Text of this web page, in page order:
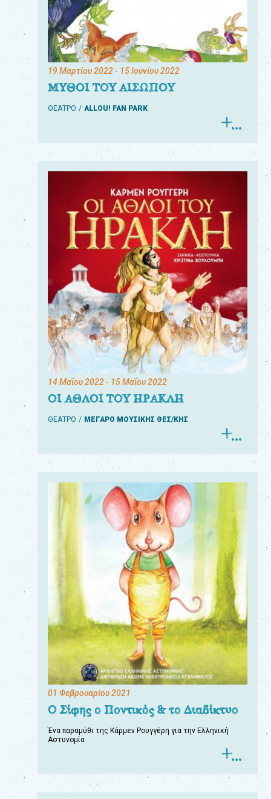
19 Μαρτίου 2022- 15 Ιουνίου 2022
ΜΥΘΟΙ ΤΟΥ ΑΙΣΩΠΟΥ
ΘΕΑΤΡΟ ALLOU! FAN PARK
14 Μαΐου 2022- 15 Μαΐου 2022
ΟΙ ΑΘΛΟΙ ΤΟΥ ΗΡΑΚΛΗ
ΘΕΑΤΡΟ ΜΕΓΑΡΟ ΜΟΥΣΙΚΗΣ ΘΕΣ/ΚΗΣ
01 Φεβρουαρίου 2021
Ο Σίφης ο Ποντικός & το Διαδίκτυο
Ένα παραμύθι της Κάρμεν Ρουγγέρη για την Ελληνική
Αστυνομία